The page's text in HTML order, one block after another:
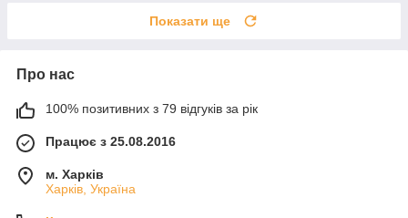
Показати ще
Про нас
100% позитивних з 79 відгуків за рік
Працює з 25.08.2016
м. Харків
Харків, Україна